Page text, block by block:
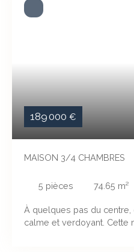
189 000 €
MAISON 3/4 CHAMBRES
5 pièces 74.65 m²
À quelques pas du
calme et verdoyant. Cette